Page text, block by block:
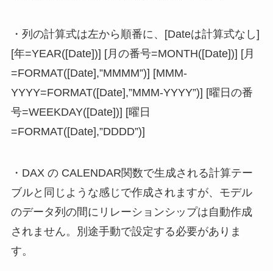
・列の計算式は左から順番に、[Dateは計算式なし]
[年=YEAR([Date])] [月の番号=MONTH([Date])] [月
=FORMAT([Date],”MMMM”)] [MMM-
YYYY=FORMAT([Date],”MMM-YYYY”)] [曜日の番
号=WEEKDAY([Date])] [曜日
=FORMAT([Date],”DDDD”)]
・DAX の CALENDAR関数で生成される計算テー
ブルと同じような感じで作成されますが、モデル
のデータ列の間にリレーションシップは自動作成
されません。別途手動で設定する必要がありま
す。